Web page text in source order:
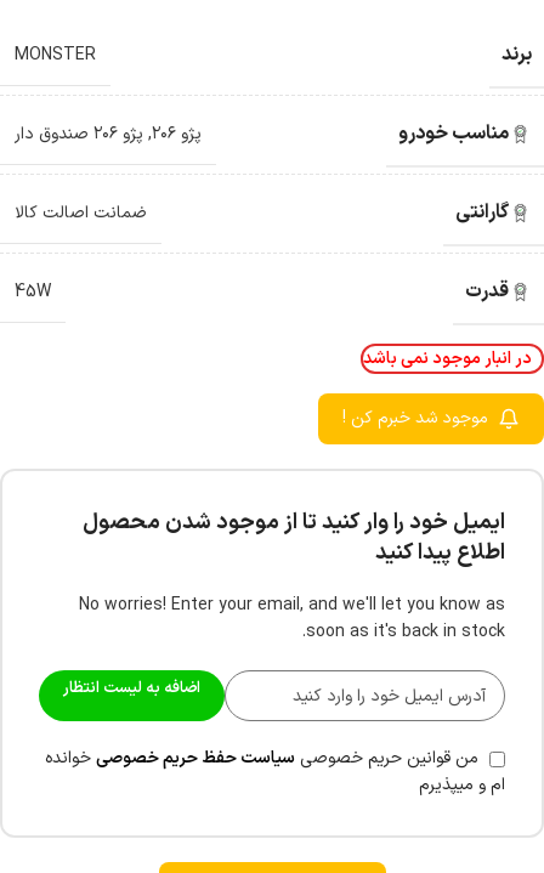
برند MONSTER
مناسب خودرو پژو ۲۰۶ , پژو ۲۰۶ صندوق دار
گارانتی ضمانت اصالت کالا
قدرت 45W
در انبار موجود نمی باشد
موجود شد خبرم کن !
ایمیل خود را وار کنید تا از موجود شدن محصول
اطلاع پیدا کنید
No worries! Enter your email, and we'll let you know as
soon as it's back in stock.
اضافه به لیست انتظار
من قوانین حریم خصوصی سیاست حفظ حریم خصوصیخوانده
ام و میپذیرم